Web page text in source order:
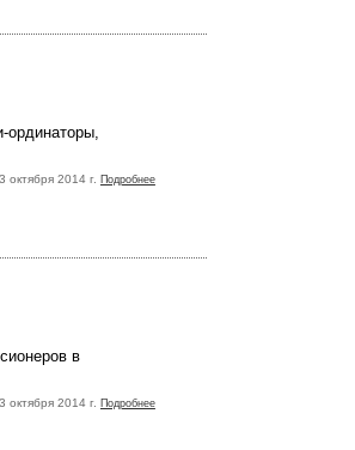
ординаторы,
октября 2014 г. Подробнее
в
октября 2014 г. Подробнее